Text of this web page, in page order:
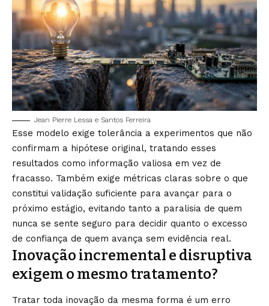
Jean Pierre Lessa e Santos Ferreira
Esse modelo exige tolerância a experimentos que não
confirmam a hipótese original, tratando esses
resultados como informação valiosa em vez de
fracasso. Também exige métricas claras sobre o que
constitui validação suficiente para avançar para o
próximo estágio, evitando tanto a paralisia de quem
nunca se sente seguro para decidir quanto o excesso
de confiança de quem avança sem evidência real.
Inovação incremental e disruptiva
exigem o mesmo tratamento?
Tratar toda inovação da mesma forma é um erro